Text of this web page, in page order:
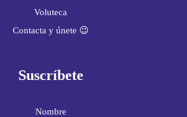
Voluteca
Contacta y únete 😉
Suscríbete
Nombre